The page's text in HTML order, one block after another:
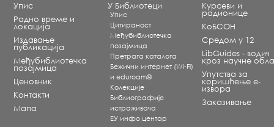
Упис
Радно време и
локација
Издавање
публикација
Међубиблиотечка
позајмица
Ценовник
Контакти
Мапа
У Библиотеци
Упис
Цитираност
Међубиблиотечка
позајмица
Претрага каталога
Бежични интернет (Wi-Fi)
и eduroam®
Koлекције
Библиографије
истраживача
ЕУ инфо центар
Курсеви и
радионице
КоБСОН
Средом у 12
LibGuides - водич
кроз научне
Упутства за
коришћење е-
извора
Заказивање